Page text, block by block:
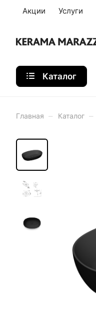
Акции Услуги
Каталог
Главная – Каталог –